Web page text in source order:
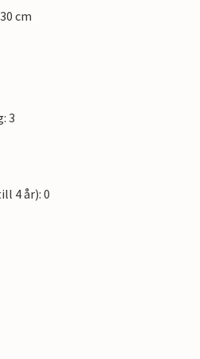
cm
3
4 år): 0